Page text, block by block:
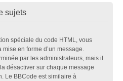
sujets
spéciale du code HTML, vous
en forme d’un message.
par les administrateurs, mais il
désactiver sur chaque message
Le BBCode est similaire à